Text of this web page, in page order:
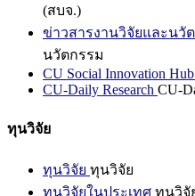
(สบจ.)
ข่าวสารงานวิจัยและนวั
นวัตกรรม
CU Social Innovation Hub
CU-Daily Research CU-
ทุนวิจัย
ทุนวิจัย ทุนวิจัย
ทุนวิจัยในประเทศ ทุนวิจั